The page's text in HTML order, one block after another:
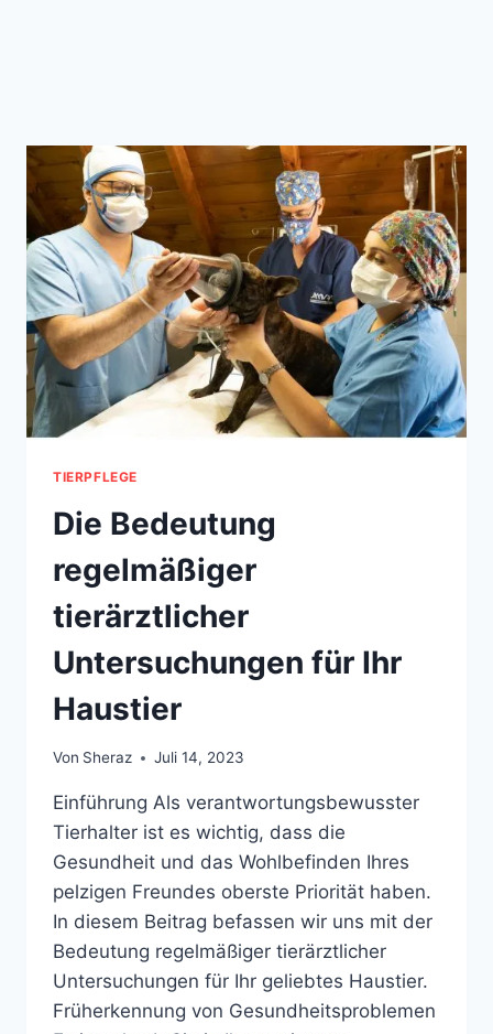
TIERPFLEGE
Die Bedeutung
regelmäßiger
tierärztlicher
Untersuchungen für Ihr
Haustier
Von Sheraz Juli 14, 2023
Einführung Als verantwortungsbewusster
Tierhalter ist es wichtig, dass die
Gesundheit und das Wohlbefinden Ihres
pelzigen Freundes oberste Priorität haben.
In diesem Beitrag befassen wir uns mit der
Bedeutung regelmäßiger tierärztlicher
Untersuchungen für Ihr geliebtes Haustier.
Früherkennung von Gesundheitsproblemen